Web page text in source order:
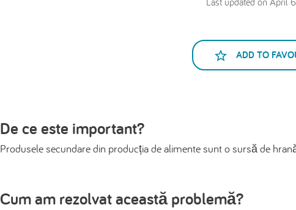
ADD TO
De ce este important?
Produsele secundare din producția de alimente sunt o sursă de
Cum am rezolvat această problemă?